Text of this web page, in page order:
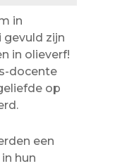
in
gevuld zijn
in olieverf!
docente
op
een
hun